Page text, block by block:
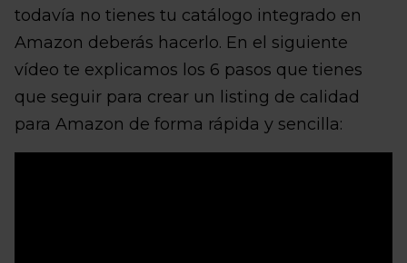
todavía no tienes tu catálogo integrado en
Amazon deberás hacerlo. En el siguiente
vídeo te explicamos los 6 pasos que tienes
que seguir para crear un listing de calidad
para Amazon de forma rápida y sencilla: